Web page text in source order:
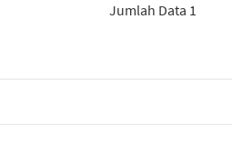
Jumlah Data 1